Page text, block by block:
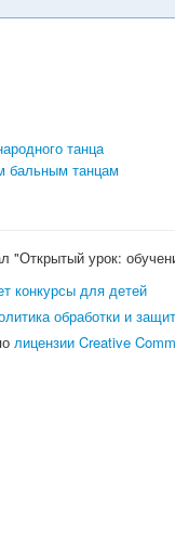
танца
бальным танцам
"Открытый урок:
конкурсы для детей
обработки и
лицензии Creative